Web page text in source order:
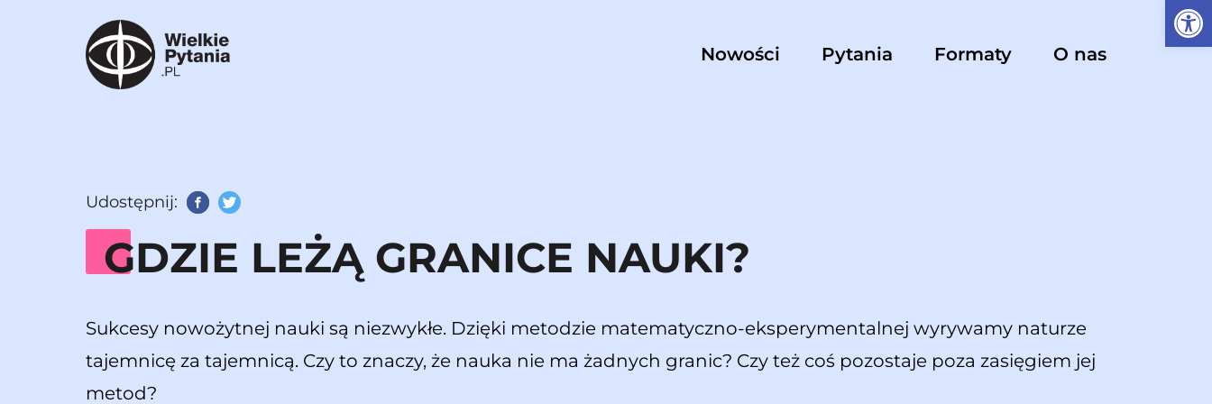
Nowości Pytania Formaty O nas
Udostępnij: Facebook
Twitter
GDZIE LEŻĄ GRANICE NAUKI?
Sukcesy nowożytnej nauki są niezwykłe. Dzięki metodzie matematyczno-eksperymentalnej wyrywamy naturze
tajemnicę za tajemnicą. Czy to znaczy, że nauka nie ma żadnych granic? Czy też coś pozostaje poza zasięgiem jej
metod?